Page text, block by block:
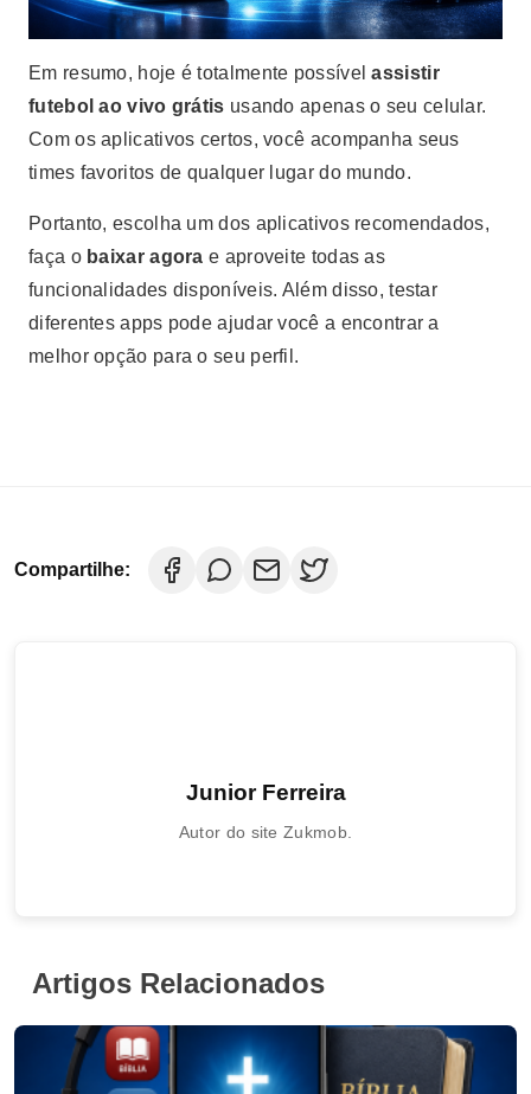
Em resumo, hoje é totalmente possívelassistir
futebol ao vivo grátis usando apenas o seu celular.
Com os aplicativos certos, você acompanha seus
times favoritos de qualquer lugar do mundo.
Portanto, escolha um dos aplicativos recomendados,
faça o baixar agora e aproveite todas as
funcionalidades disponíveis. Além disso, testar
diferentes apps pode ajudar você a encontrar a
melhor opção para o seu perfil.
Compartilhe:
Junior Ferreira
Autor do site Zukmob.
Artigos Relacionados